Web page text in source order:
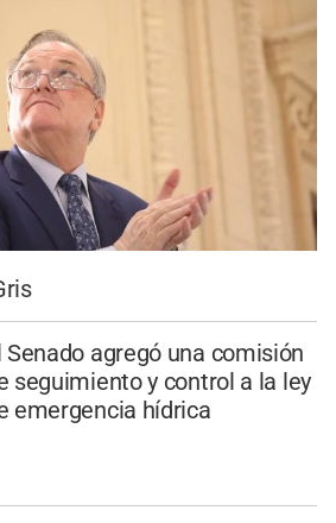
Senado agregó una comisión
seguimiento y control a la ley
emergencia hídrica